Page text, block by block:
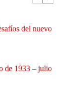
del nuevo
de 1933 – julio